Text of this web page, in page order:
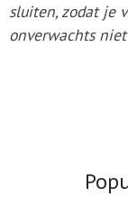
sluiten, zodat je
onverwachts